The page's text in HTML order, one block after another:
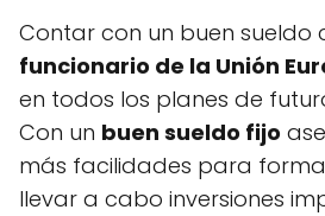
Contar con un buen sueldo
funcionario de la Unión
en todos los planes de
Con un buen sueldo fijo
más facilidades para
llevar a cabo inversiones